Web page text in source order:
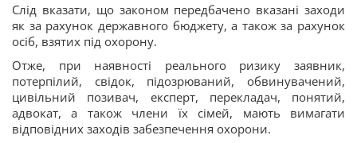
Слід вказати, що законом передбачено вказані заходи
як за рахунок державного бюджету, а також за рахунок
осіб, взятих під охорону.
Отже, при наявності реального ризику заявник,
потерпілий, свідок, підозрюваний, обвинувачений,
цивільний позивач, експерт, перекладач, понятий,
адвокат, а також члени їх сімей, мають вимагати
відповідних заходів забезпечення охорони.